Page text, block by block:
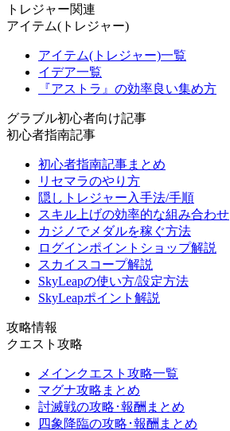
トレジャー関連
アイテム(トレジャー)
アイテム(トレジャー)一覧
イデア一覧
『アストラ』の効率良い集め方
グラブル初心者向け記事
初心者指南記事
初心者指南記事まとめ
リセマラのやり方
隠しトレジャー入手法/手順
スキル上げの効率的な組み合わせ
カジノでメダルを稼ぐ方法
ログインポイントショップ解説
スカイスコープ解説
SkyLeapの使い方/設定方法
SkyLeapポイント解説
攻略情報
クエスト攻略
メインクエスト攻略一覧
マグナ攻略まとめ
討滅戦の攻略･報酬まとめ
四象降臨の攻略･報酬まとめ